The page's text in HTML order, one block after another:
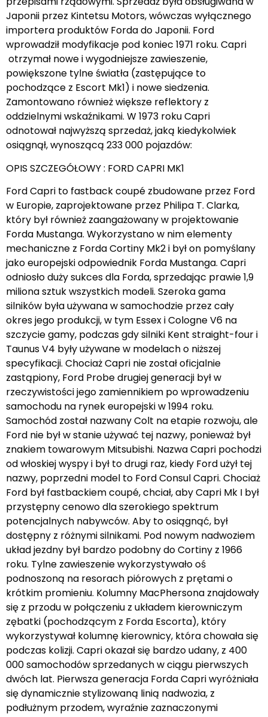
Japonii przez Kintetsu Motors, wówczas wyłącznego
importera produktów Forda do Japonii. Ford
wprowadził modyfikacje pod koniec 1971 roku. Capri
otrzymał nowe i wygodniejsze zawieszenie,
powiększone tylne światła (zastępujące to
pochodzące z Escort Mk1) i nowe siedzenia.
Zamontowano również większe reflektory z
oddzielnymi wskaźnikami. W 1973 roku Capri
odnotował najwyższą sprzedaż, jaką kiedykolwiek
osiągnął, wynoszącą 233 000 pojazdów:
OPIS SZCZEGÓŁOWY : FORD CAPRI MK1
Ford Capri to fastback coupé zbudowane przez Ford
w Europie, zaprojektowane przez Philipa T. Clarka,
który był również zaangażowany w projektowanie
Forda Mustanga. Wykorzystano w nim elementy
mechaniczne z Forda Cortiny Mk2 i był on pomyślany
jako europejski odpowiednik Forda Mustanga. Capri
odniosło duży sukces dla Forda, sprzedając prawie 1,9
miliona sztuk wszystkich modeli. Szeroka gama
silników była używana w samochodzie przez cały
okres jego produkcji, w tym Essex i Cologne V6 na
szczycie gamy, podczas gdy silniki Kent straight-four i
Taunus V4 były używane w modelach o niższej
specyfikacji. Chociaż Capri nie został oficjalnie
zastąpiony, Ford Probe drugiej generacji był w
rzeczywistości jego zamiennikiem po wprowadzeniu
samochodu na rynek europejski w 1994 roku.
Samochód został nazwany Colt na etapie rozwoju, ale
Ford nie był w stanie używać tej nazwy, ponieważ był
znakiem towarowym Mitsubishi. Nazwa Capri pochodzi
od włoskiej wyspy i był to drugi raz, kiedy Ford użył tej
nazwy, poprzedni model to Ford Consul Capri. Chociaż
Ford był fastbackiem coupé, chciał, aby Capri Mk I był
przystępny cenowo dla szerokiego spektrum
potencjalnych nabywców. Aby to osiągnąć, był
dostępny z różnymi silnikami. Pod nowym nadwoziem
układ jezdny był bardzo podobny do Cortiny z 1966
roku. Tylne zawieszenie wykorzystywało oś
podnoszoną na resorach piórowych z prętami o
krótkim promieniu. Kolumny MacPhersona znajdowały
się z przodu w połączeniu z układem kierowniczym
zębatki (pochodzącym z Forda Escorta), który
wykorzystywał kolumnę kierownicy, która chowała się
podczas kolizji. Capri okazał się bardzo udany, z 400
000 samochodów sprzedanych w ciągu pierwszych
dwóch lat. Pierwsza generacja Forda Capri wyróżniała
się dynamicznie stylizowaną linią nadwozia, z
podłużnym przodem, wyraźnie zaznaczonymi